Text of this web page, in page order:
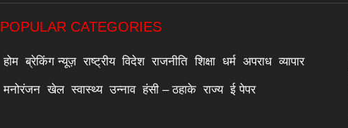
POPULAR CATEGORIES
होम ब्रेकिंग न्यूज़ राष्ट्रीय विदेश राजनीति शिक्षा धर्म अपराध व्यापार
मनोरंजन खेल स्वास्थ्य उन्नाव हंसी – ठहाके राज्य ई पेपर